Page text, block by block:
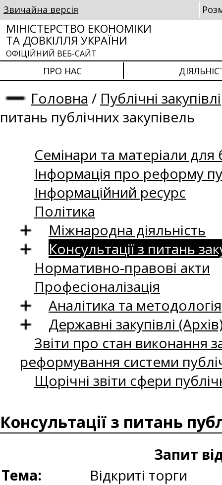
Звичайна версія
МІНІСТЕРСТВО ЕКОНОМІКИ
ТА ДОВКІЛЛЯ УКРАЇНИ
ОФІЦІЙНИЙ ВЕБ-САЙТ
ПРО НАС
Головна / Публічні закупівлі
питань публічних закупівель
Семінари та матеріали для
Інформація про реформу
Інформаційний ресурс
Політика
Міжнародна діяльність
Консультації з питань
Нормативно-правові акти
Професіоналізація
Аналітика та методологія
Державні закупівлі
Звіти про стан виконання
реформування системи
Щорічні звіти сфери
Консультації з питань
Запит
Тема:
Відкриті торги